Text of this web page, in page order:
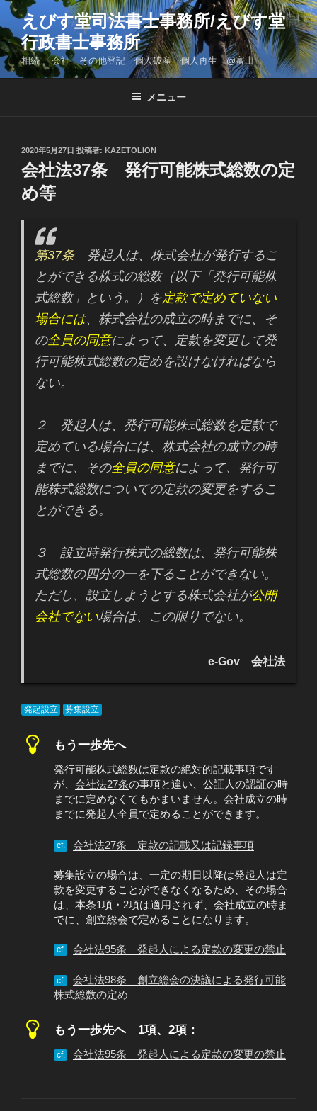
コ
ン
テ
ン
ツ
えびす堂司法書士事務所/えびす堂
行政書士事務所
相続 会社 その他登記 個人破産 個人再生 @富山
メニュー
投
稿
日:
2020年5月27日 投稿者: KAZETOLION
会社法37条 発行可能株式総数の定
め等
第37条発起人は、株式会社が発行するこ
とができる株式の総数（以下「発行可能株
式総数」という。）を定款で定めていない
場合には、株式会社の成立の時までに、そ
の全員の同意によって、定款を変更して発
行可能株式総数の定めを設けなければなら
ない。
２ 発起人は、発行可能株式総数を定款で
定めている場合には、株式会社の成立の時
までに、その全員の同意によって、発行可
能株式総数についての定款の変更をするこ
とができる。
３ 設立時発行株式の総数は、発行可能株
式総数の四分の一を下ることができない。
ただし、設立しようとする株式会社が公開
会社でない場合は、この限りでない。
e-Gov 会社法
発起設立 募集設立
もう一歩先へ
発行可能株式総数は定款の絶対的記載事項です
が、 会社法27条の事項と違い、公証人の認証の時
までに定めなくてもかまいません。会社成立の時
までに発起人全員で定めることができます。
cf. 会社法27条 定款の記載又は記録事項
募集設立の場合は、一定の期日以降は発起人は定
款を変更することができなくなるため、その場合
は、本条1項・2項は適用されず、会社成立の時ま
でに、創立総会で定めることになります。
cf. 会社法95条 発起人による定款の変更の禁止
cf.
会社法98条 創立総会の決議による発行可能
株式総数の定め
もう一歩先へ 1項、2項：
cf. 会社法95条 発起人による定款の変更の禁止